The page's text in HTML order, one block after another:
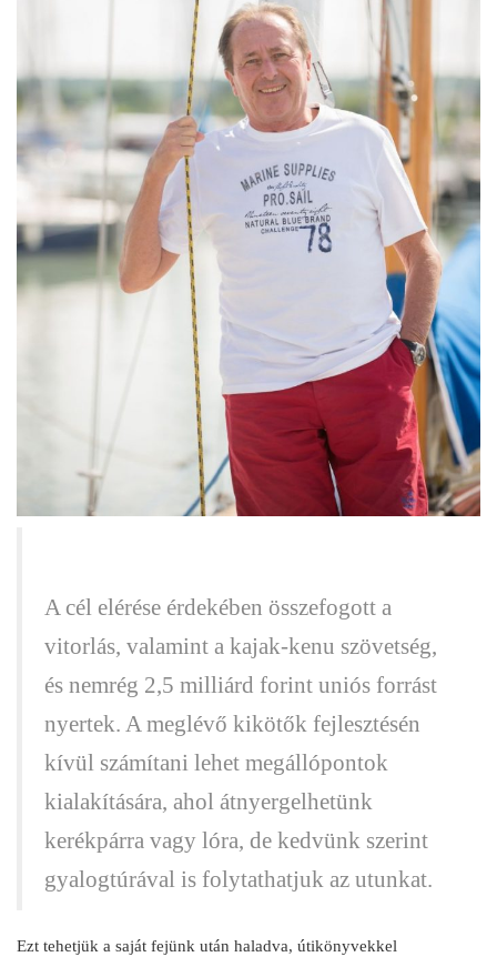
A cél elérése érdekében összefogott a
vitorlás, valamint a kajak-kenu szövetség,
és nemrég 2,5 milliárd forint uniós forrást
nyertek. A meglévő kikötők fejlesztésén
kívül számítani lehet megállópontok
kialakítására, ahol átnyergelhetünk
kerékpárra vagy lóra, de kedvünk szerint
gyalogtúrával is folytathatjuk az utunkat.
Ezt tehetjük a saját fejünk után haladva, útikönyvekkel